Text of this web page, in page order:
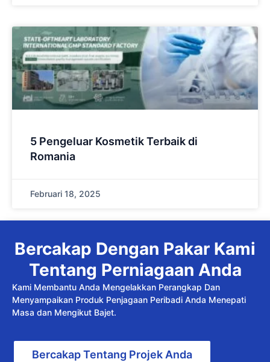
5 Pengeluar Kosmetik Terbaik di
Romania
Februari 18, 2025
Bercakap Dengan Pakar Kami
Tentang Perniagaan Anda
Kami Membantu Anda Mengelakkan Perangkap Dan
Menyampaikan Produk Penjagaan Peribadi Anda Menepati
Masa dan Mengikut Bajet.
Bercakap Tentang Projek Anda